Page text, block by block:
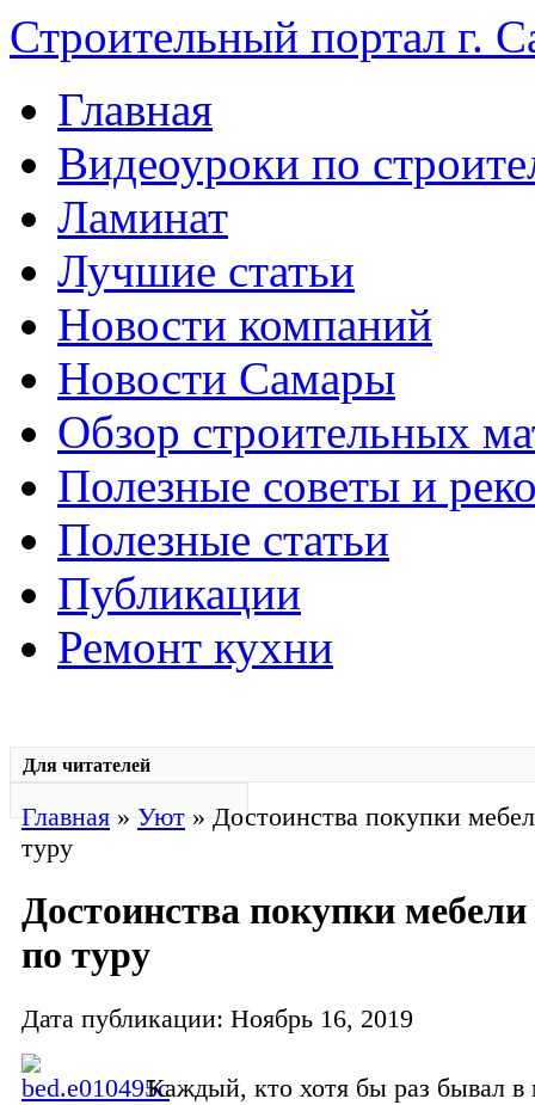
Строительный портал г.
Главная
Видеоуроки по
Ламинат
Лучшие статьи
Новости компаний
Новости Самары
Обзор строительных
Полезные советы и
Полезные статьи
Публикации
Ремонт кухни
Для читателей
Главная»Уют» Достоинства покупки
туру
Достоинства покупки
по туру
Дата публикации: Ноябрь 16, 2019
Каждый, кто хотя бы раз бывал в